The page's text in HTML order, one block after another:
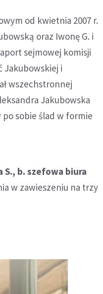
od kwietnia 2007 r.
oraz Iwonę G. i
sejmowej komisji
Jakubowskiej i
wszechstronnej
Jakubowska
po sobie ślad w formie
S., b. szefowa biura
w zawieszeniu na trzy